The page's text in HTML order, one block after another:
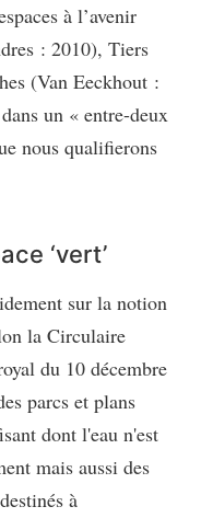
à l’avenir
: 2010), Tiers
(Van Eeckhout :
un « entre-deux
nous qualifierons
‘vert’
sur la notion
la Circulaire
du 10 décembre
parcs et plans
dont l'eau n'est
mais aussi des
à